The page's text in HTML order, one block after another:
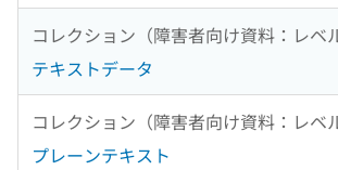
コレクション（障害者向け資料：レベ
テキストデータ
コレクション（障害者向け資料：レベ
プレーンテキスト